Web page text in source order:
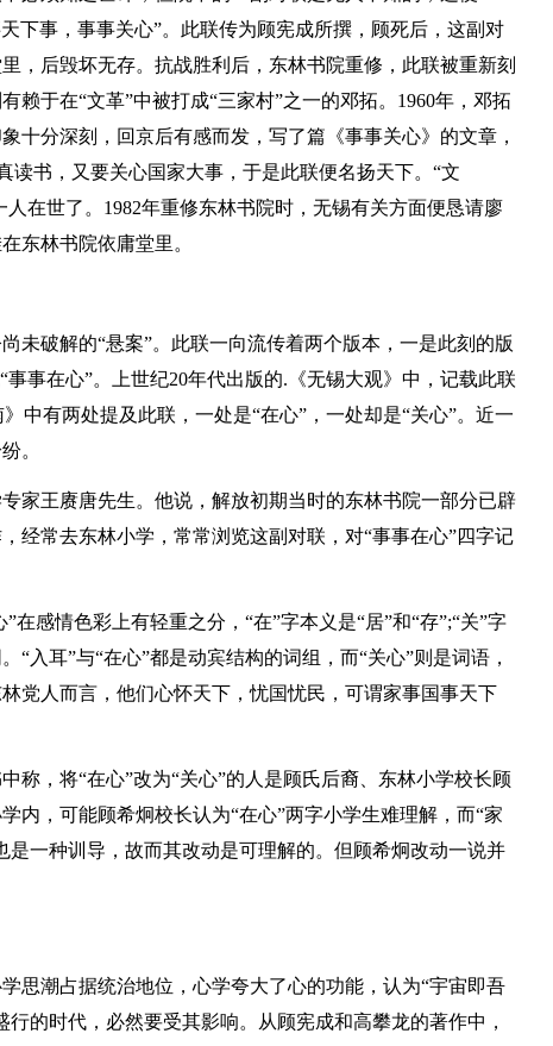
下事，事事关心”。此联传为顾宪成所撰，顾死后，这副对
，后毁坏无存。抗战胜利后，东林书院重修，此联被重新刻
赖于在“文革”中被打成“三家村”之一的邓拓。1960年，邓拓
十分深刻，回京后有感而发，写了篇《事事关心》的文章，
读书，又要关心国家大事，于是此联便名扬天下。“文
在世了。1982年重修东林书院时，无锡有关方面便恳请廖
东林书院依庸堂里。
破解的“悬案”。此联一向流传着两个版本，一是此刻的版
事在心”。上世纪20年代出版的.《无锡大观》中，记载此联
中有两处提及此联，一处是“在心”，一处却是“关心”。近一
。
王赓唐先生。他说，解放初期当时的东林书院一部分已辟
经常去东林小学，常常浏览这副对联，对“事事在心”四字记
感情色彩上有轻重之分，“在”字本义是“居”和“存”;“关”字
“入耳”与“在心”都是动宾结构的词组，而“关心”则是词语，
党人而言，他们心怀天下，忧国忧民，可谓家事国事天下
，将“在心”改为“关心”的人是顾氏后裔、东林小学校长顾
内，可能顾希炯校长认为“在心”两字小学生难理解，而“家
是一种训导，故而其改动是可理解的。但顾希炯改动一说并
潮占据统治地位，心学夸大了心的功能，认为“宇宙即吾
的时代，必然要受其影响。从顾宪成和高攀龙的著作中，